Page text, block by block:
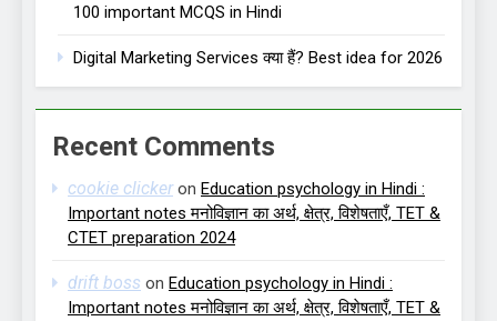
100 important MCQS in Hindi
Digital Marketing Services क्या हैं? Best idea for 2026
Recent Comments
cookie clickeron Education psychology in Hindi :
Important notes मनोविज्ञान का अर्थ, क्षेत्र, विशेषताएँ, TET &
CTET preparation 2024
drift boss on Education psychology in Hindi :
Important notes मनोविज्ञान का अर्थ, क्षेत्र, विशेषताएँ, TET &